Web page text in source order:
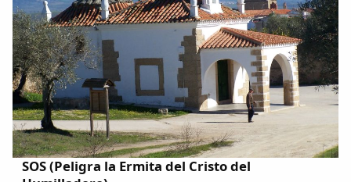
SOS (Peligra la Ermita del Cristo del
Comparte
Compartir en Facebook
Compartir en Twitter